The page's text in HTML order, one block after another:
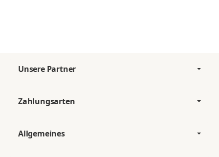
Unsere Partner
Zahlungsarten
Allgemeines